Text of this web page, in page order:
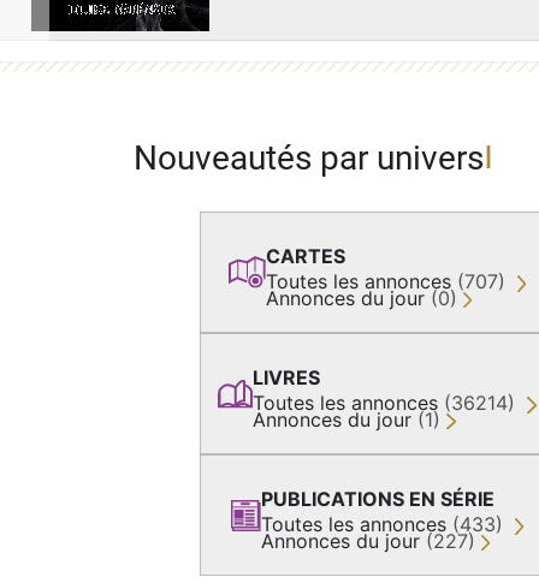
Nouveautés par univers
CARTES
Toutes les annonces (707)
Annonces du jour (0)
LIVRES
Toutes les annonces (36214)
Annonces du jour (1)
PUBLICATIONS EN SÉRIE
Toutes les annonces (433)
Annonces du jour (227)